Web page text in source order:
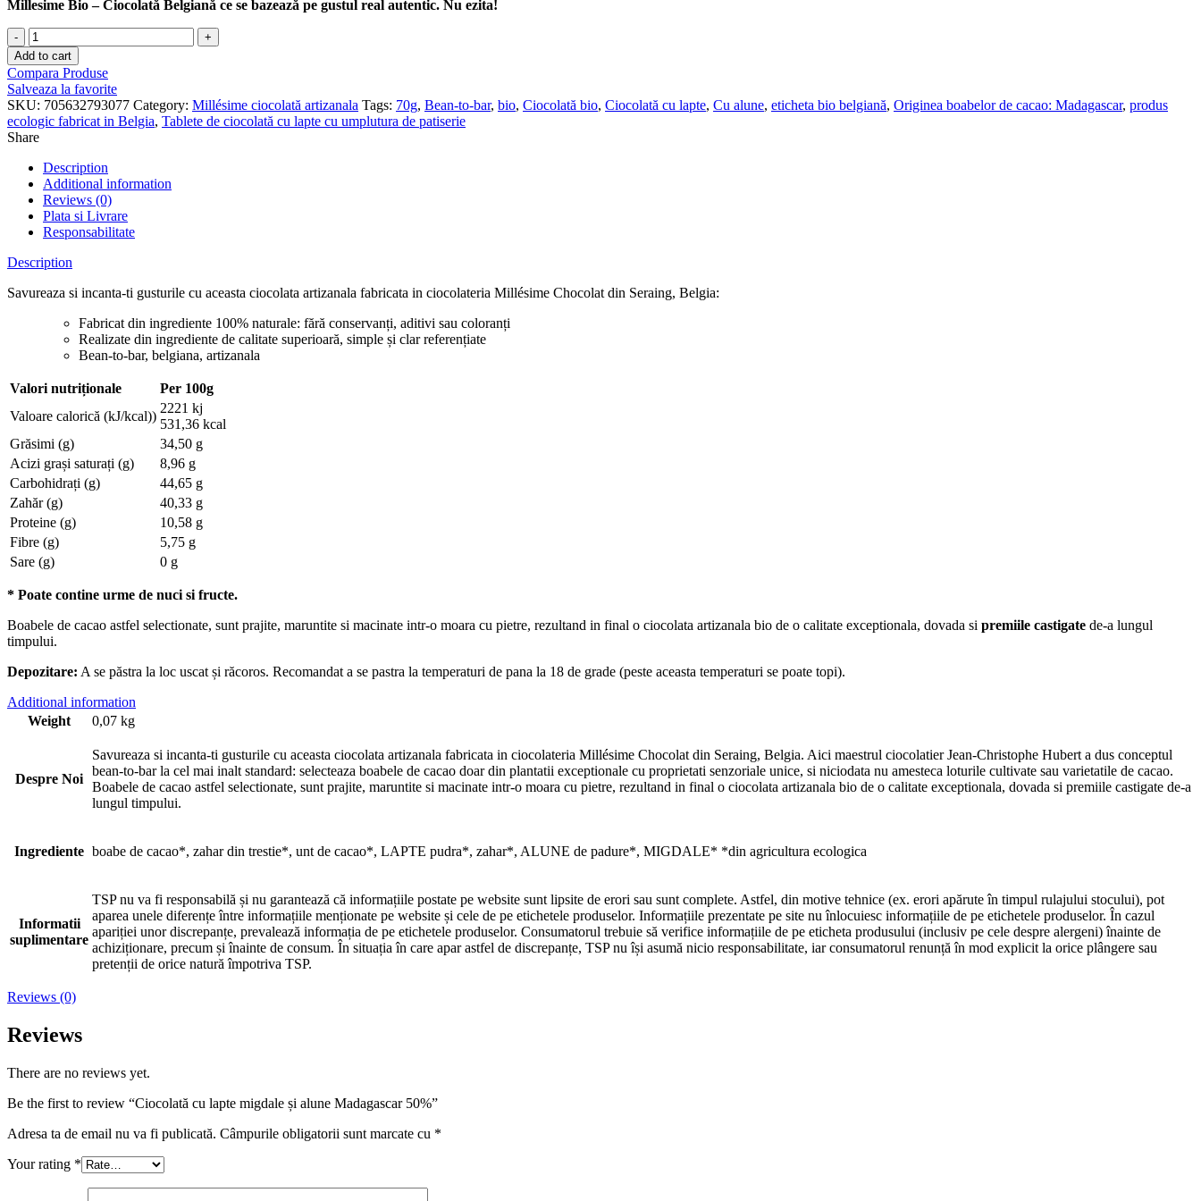
Millesime Bio – Ciocolată Belgiană ce se bazează pe gustul real autentic. Nu ezita!
Ciocolată
cu
lapte
migdale
și
alune
Madagascar
50%
quantity
Add to cart
Compara Produse
Salveaza la favorite
SKU: 705632793077 Category: Millésime ciocolată artizanala Tags: 70g, Bean-to-bar, bio, Ciocolată bio, Ciocolată cu lapte, Cu alune, eticheta bio belgiană, Originea boabelor de cacao: Madagascar, produs
ecologic fabricat in Belgia, Tablete de ciocolată cu lapte cu umplutura de patiserie
Share
Description
Additional information
Reviews (0)
Plata si Livrare
Responsabilitate
Description
Savureaza si incanta-ti gusturile cu aceasta ciocolata artizanala fabricata in ciocolateria Millésime Chocolat din Seraing, Belgia:
Fabricat din ingrediente 100% naturale: fără conservanți, aditivi sau coloranți
Realizate din ingrediente de calitate superioară, simple și clar referențiate
Bean-to-bar, belgiana, artizanala
Valori nutriționale
Per 100g
Valoare calorică (kJ/kcal))
2221 kj
531,36 kcal
Grăsimi (g)
34,50 g
Acizi grași saturați (g)
8,96 g
Carbohidrați (g)
44,65 g
Zahăr (g)
40,33 g
Proteine (g)
10,58 g
Fibre (g)
5,75 g
Sare (g)
0 g
* Poate contine urme de nuci si fructe.
Boabele de cacao astfel selectionate, sunt prajite, maruntite si macinate intr-o moara cu pietre, rezultand in final o ciocolata artizanala bio de o calitate exceptionala, dovada si premiile castigate de-a lungul
timpului.
Depozitare: A se păstra la loc uscat și răcoros. Recomandat a se pastra la temperaturi de pana la 18 de grade (peste aceasta temperaturi se poate topi).
Additional information
Weight
0,07 kg
Despre Noi
Savureaza si incanta-ti gusturile cu aceasta ciocolata artizanala fabricata in ciocolateria Millésime Chocolat din Seraing, Belgia. Aici maestrul ciocolatier Jean-Christophe Hubert a dus conceptul
bean-to-bar la cel mai inalt standard: selecteaza boabele de cacao doar din plantatii exceptionale cu proprietati senzoriale unice, si niciodata nu amesteca loturile cultivate sau varietatile de cacao.
Boabele de cacao astfel selectionate, sunt prajite, maruntite si macinate intr-o moara cu pietre, rezultand in final o ciocolata artizanala bio de o calitate exceptionala, dovada si premiile castigate de-a
lungul timpului.
Ingrediente boabe de cacao*, zahar din trestie*, unt de cacao*, LAPTE pudra*, zahar*, ALUNE de padure*, MIGDALE* *din agricultura ecologica
Informatii
suplimentare
TSP nu va fi responsabilă și nu garantează că informațiile postate pe website sunt lipsite de erori sau sunt complete. Astfel, din motive tehnice (ex. erori apărute în timpul rulajului stocului), pot
aparea unele diferențe între informațiile menționate pe website și cele de pe etichetele produselor. Informațiile prezentate pe site nu înlocuiesc informațiile de pe etichetele produselor. În cazul
apariției unor discrepanțe, prevalează informația de pe etichetele produselor. Consumatorul trebuie să verifice informațiile de pe eticheta produsului (inclusiv pe cele despre alergeni) înainte de
achiziționare, precum și înainte de consum. În situația în care apar astfel de discrepanțe, TSP nu își asumă nicio responsabilitate, iar consumatorul renunță în mod explicit la orice plângere sau
pretenții de orice natură împotriva TSP.
Reviews (0)
Reviews
There are no reviews yet.
Be the first to review “Ciocolată cu lapte migdale și alune Madagascar 50%”
Adresa ta de email nu va fi publicată. Câmpurile obligatorii sunt marcate cu *
Your rating *